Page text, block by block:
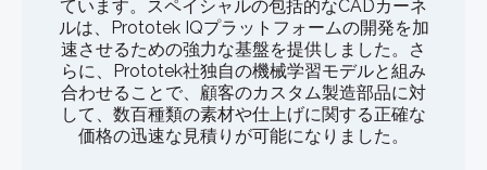
ています。スペイシャルの包括的なCADカーネ
ルは、Prototek IQプラットフォームの開発を加
速させるための強力な基盤を提供しました。さ
らに、Prototek社独自の機械学習モデルと組み
合わせることで、顧客のカスタム製造部品に対
して、数百種類の素材や仕上げに関する正確な
価格の迅速な見積りが可能になりました。